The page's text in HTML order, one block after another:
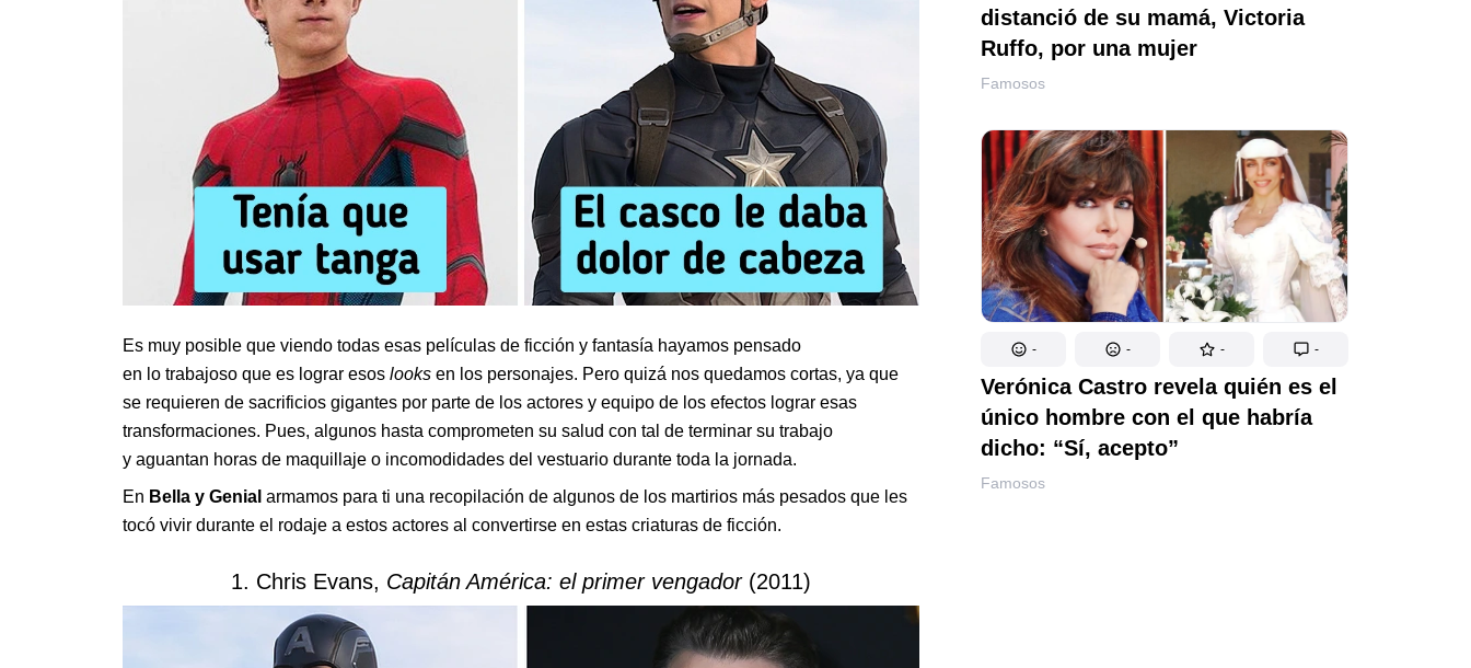
distanció de su mamá, Victoria
Ruffo, por una mujer
Famosos
- - - -
Verónica Castro revela quién es el
único hombre con el que habría
dicho: “Sí, acepto”
Famosos
Es muy posible que viendo todas esas películas de ficción y fantasía hayamos pensado
en lo trabajoso que es lograr esos looks en los personajes. Pero quizá nos quedamos cortas, ya que
se requieren de sacrificios gigantes por parte de los actores y equipo de los efectos lograr esas
transformaciones. Pues, algunos hasta comprometen su salud con tal de terminar su trabajo
y aguantan horas de maquillaje o incomodidades del vestuario durante toda la jornada.
En Bella y Genial armamos para ti una recopilación de algunos de los martirios más pesados que les
tocó vivir durante el rodaje a estos actores al convertirse en estas criaturas de ficción.
1. Chris Evans, Capitán América: el primer vengador(2011)